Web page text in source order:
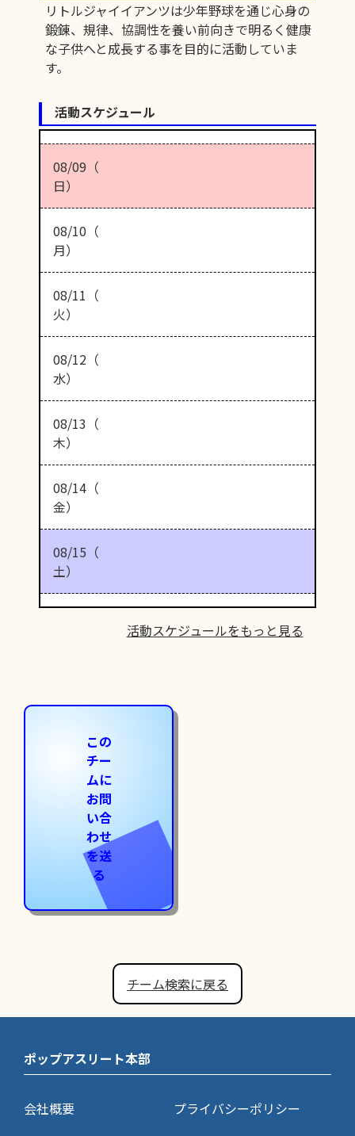
リトルジャイイアンツは少年野球を通じ心身の
鍛錬、規律、協調性を養い前向きで明るく健康
な子供へと成長する事を目的に活動していま
す。
活動スケジュール
08/09（
日）
08/10（
月）
08/11（
火）
08/12（
水）
08/13（
木）
08/14（
金）
08/15（
土）
活動スケジュールをもっと見る
この
チー
ムに
お問
い合
わせ
を送
る
チーム検索に戻る
ポップアスリート本部
会社概要
プライバシーポリシー